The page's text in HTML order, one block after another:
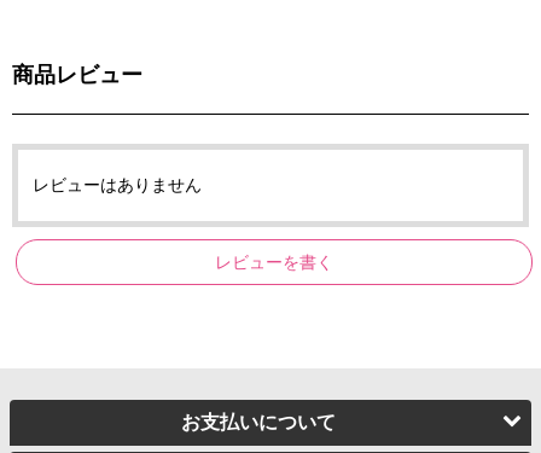
商品レビュー
レビューはありません
レビューを書く
お支払いについて